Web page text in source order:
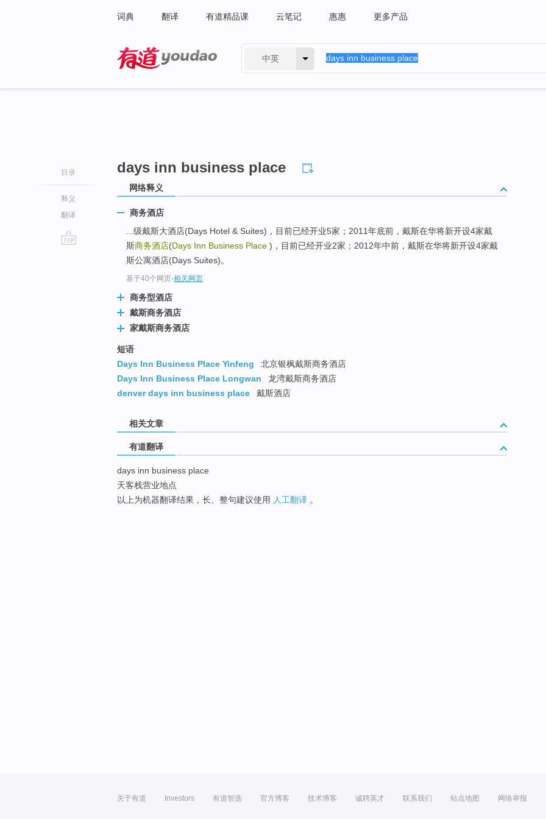
词典 翻译 有道精品课 云笔记 惠惠 更多产品
中英
目录
释义
翻译
days inn business place
网络释义
商务酒店
...级戴斯大酒店(Days Hotel & Suites)，目前已经开业5家；2011年底前，戴斯在华将新开设4家戴
斯商务酒店(Days Inn Business Place )，目前已经开业2家；2012年中前，戴斯在华将新开设4家戴
斯公寓酒店(Days Suites)。
基于40个网页-相关网页
商务型酒店
戴斯商务酒店
家戴斯商务酒店
短语
Days Inn Business Place Yinfeng
北京银枫戴斯商务酒店
Days Inn Business Place Longwan
龙湾戴斯商务酒店
denver days inn business place
戴斯酒店
相关文章
有道翻译
days inn business place
天客栈营业地点
以上为机器翻译结果，长、整句建议使用 人工翻译 。
关于有道 Investors 有道智选 官方博客 技术博客 诚聘英才 联系我们 站点地图 网络举报